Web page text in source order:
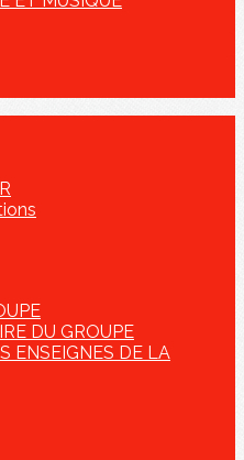
DU GROUPE
ENSEIGNES DE LA